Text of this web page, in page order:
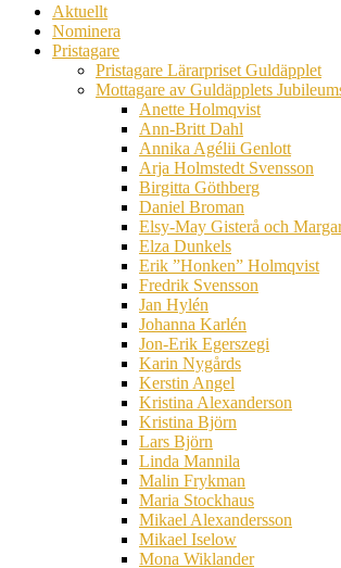
Aktuellt
Nominera
Pristagare
Pristagare Lärarpriset Guldäpplet
Mottagare av Guldäpplets
Anette Holmqvist
Ann-Britt Dahl
Annika Agélii Genlott
Arja Holmstedt Svensson
Birgitta Göthberg
Daniel Broman
Elsy-May Gisterå och
Elza Dunkels
Erik ”Honken” Holmqvist
Fredrik Svensson
Jan Hylén
Johanna Karlén
Jon-Erik Egerszegi
Karin Nygårds
Kerstin Angel
Kristina Alexanderson
Kristina Björn
Lars Björn
Linda Mannila
Malin Frykman
Maria Stockhaus
Mikael Alexandersson
Mikael Iselow
Mona Wiklander